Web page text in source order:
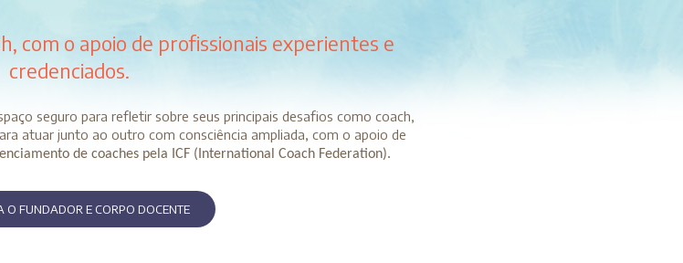
com o apoio de profissionais experientes e
credenciados.
seguro para refletir sobre seus principais desafios como coach,
atuar junto ao outro com consciência ampliada, com o apoio de
de coaches pela ICF (International Coach Federation).
O FUNDADOR E CORPO DOCENTE